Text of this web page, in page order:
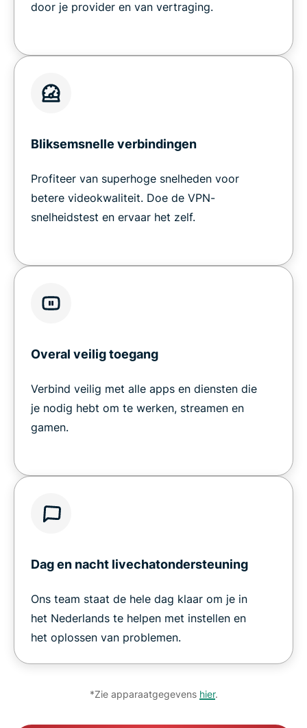
door je provider en van vertraging.
Bliksemsnelle verbindingen
Profiteer van superhoge snelheden voor
betere videokwaliteit. Doe de VPN-
snelheidstest en ervaar het zelf.
Overal veilig toegang
Verbind veilig met alle apps en diensten die
je nodig hebt om te werken, streamen en
gamen.
Dag en nacht livechatondersteuning
Ons team staat de hele dag klaar om je in
het Nederlands te helpen met instellen en
het oplossen van problemen.
*Zie apparaatgegevens hier.